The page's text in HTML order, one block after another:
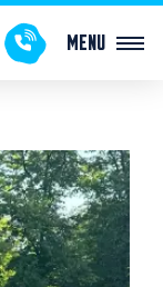
Menu